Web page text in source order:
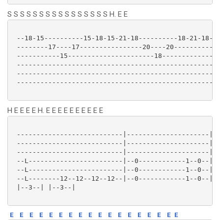
S S S S S S S S S S S S S S S S H. E E
--18-15----------15-18-15-21-18----------18-21-
--------17----17----------------20----
-----------15----------------------
--------------------------------------------------
--------------------------------------------------
--------------------------------------------------
H E E E E H. E E E E E E E E E E
---------------------------|---------------------
---------------------------|---------------------
---------------------------|---------------------
--L------------------------|--0------------1--0--
--L------------------------|--0------------1--0--|--
--L--------12--12--12--12--|--0------------1--0--
|--3--| |--3--|
E E E E E E E E E E E E E E E E E E